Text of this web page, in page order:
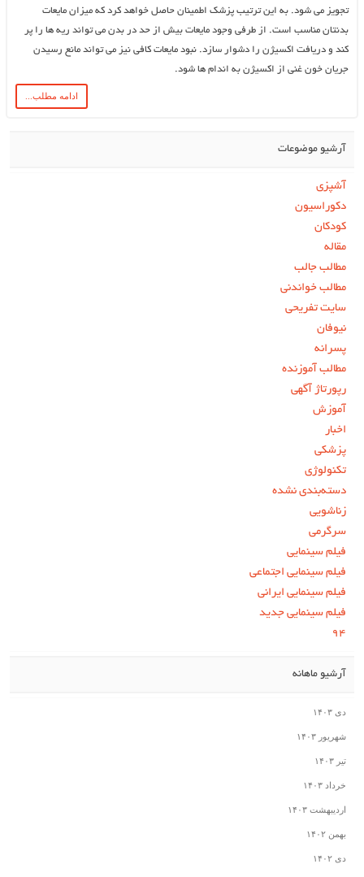
تجویز می شود. به این ترتیب پزشک اطمینان حاصل خواهد کرد که میزان مایعات
بدنتان مناسب است. از طرفی وجود مایعات بیش از حد در بدن می تواند ریه ها را پر
کند و دریافت اکسیژن را دشوار سازد. نبود مایعات کافی نیز می تواند مانع رسیدن
جریان خون غنی از اکسیژن به اندام ها شود.
ادامه مطلب...
آرشیو موضوعات
آشپزی
دکوراسیون
کودکان
مقاله
مطالب جالب
مطالب خواندنی
سایت تفریحی
نیوفان
پسرانه
مطالب آموزنده
رپورتاژ آگهی
آموزش
اخبار
پزشکی
تکنولوژی
دسته‌بندی نشده
زناشویی
سرگرمی
فیلم سینمایی
فیلم سینمایی اجتماعی
فیلم سینمایی ایرانی
فیلم سینمایی جدید
۹۴
آرشیو ماهانه
دی ۱۴۰۳
شهریور ۱۴۰۳
تیر ۱۴۰۳
خرداد ۱۴۰۳
اردیبهشت ۱۴۰۳
بهمن ۱۴۰۲
دی ۱۴۰۲